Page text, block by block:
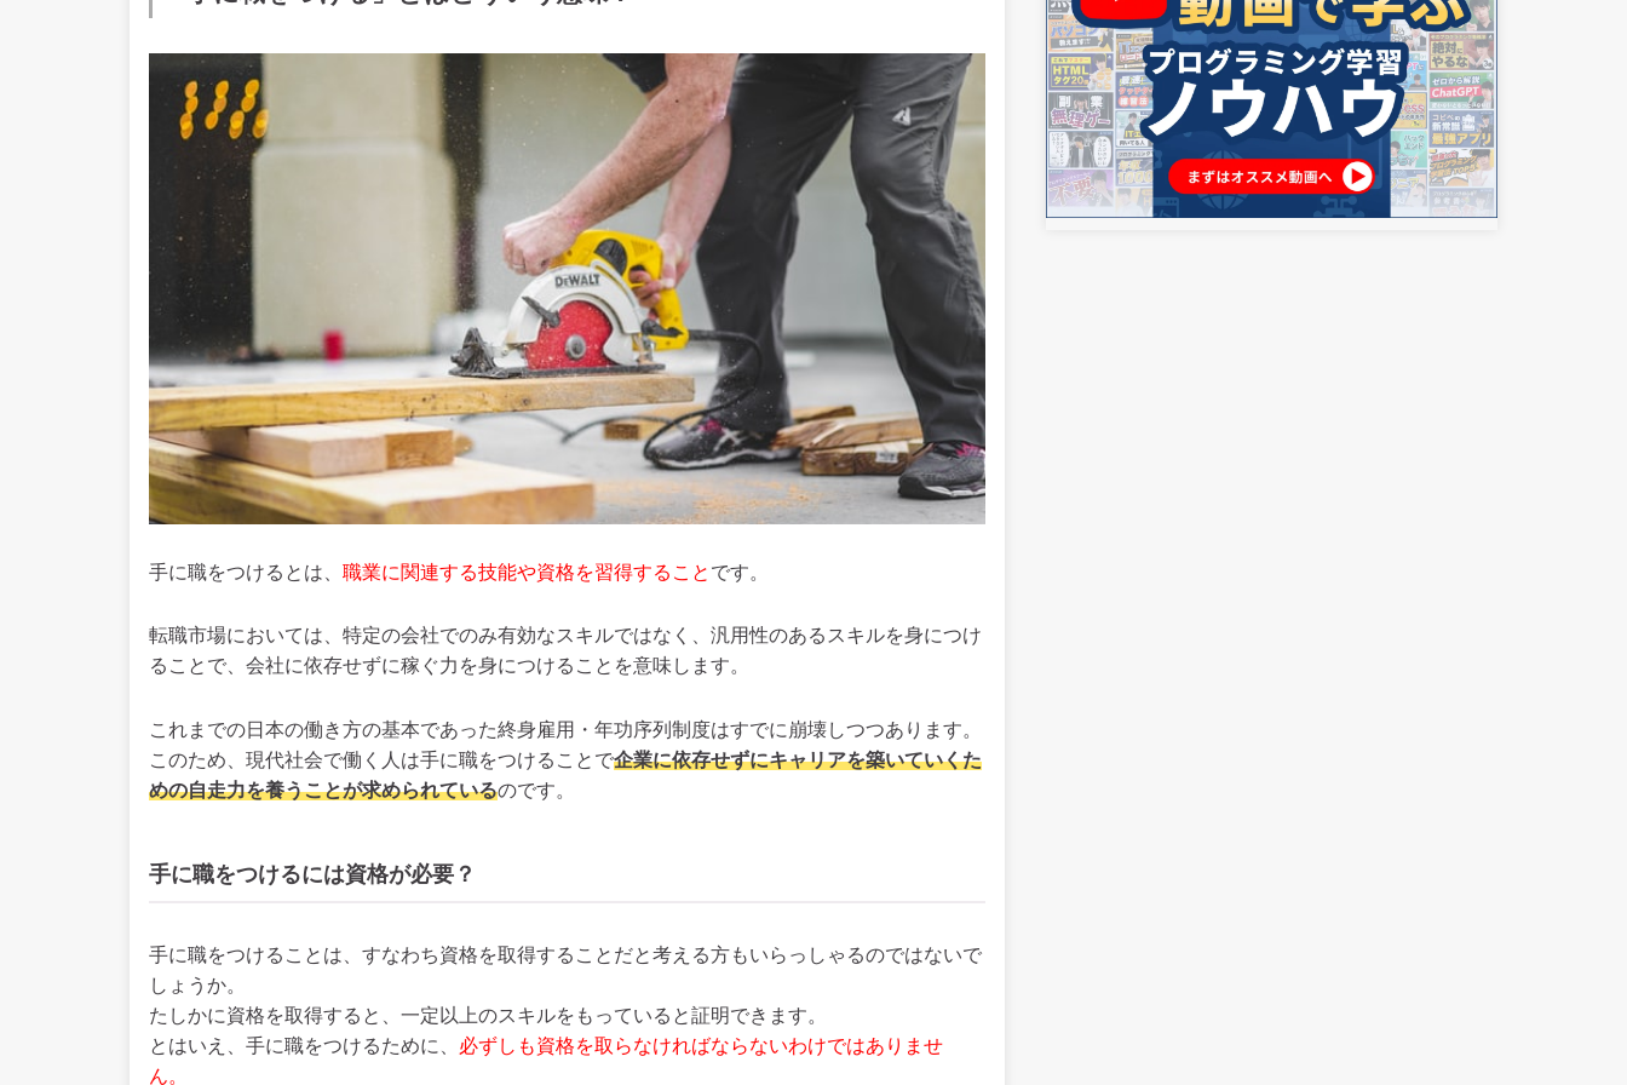
手に職をつけるとは、 職業に関連する技能や資格を習得すること です。
転職市場においては、特定の会社でのみ有効なスキルではなく、汎用性のあるスキルを身につけ
ることで、会社に依存せずに稼ぐ力を身につけることを意味します。
これまでの日本の働き方の基本であった終身雇用・年功序列制度はすでに崩壊しつつあります。
このため、現代社会で働く人は手に職をつけることで企業に依存せずにキャリアを築いていくた
めの自走力を養うことが求められているのです。
手に職をつけるには資格が必要？
手に職をつけることは、すなわち資格を取得することだと考える方もいらっしゃるのではないで
しょうか。
たしかに資格を取得すると、一定以上のスキルをもっていると証明できます。
とはいえ、手に職をつけるために、 必ずしも資格を取らなければならないわけではありませ
ん。